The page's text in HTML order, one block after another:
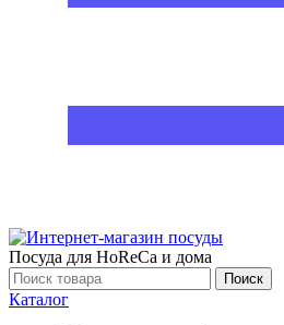
Посуда для HoReCa и дома
Поиск
Каталог